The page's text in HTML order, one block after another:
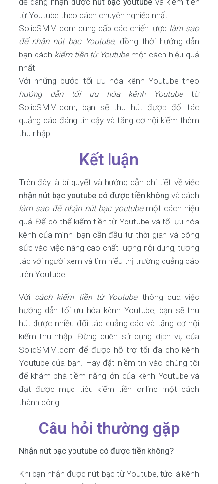
dễ dàng nhận được nút bạc youtube và kiếm tiền
từ Youtube theo cách chuyên nghiệp nhất.
SolidSMM.com cung cấp các chiến lược làm sao
để nhận nút bạc Youtube, đồng thời hướng dẫn
bạn cách kiếm tiền từ Youtubemột cách hiệu quả
nhất.
Với những bước tối ưu hóa kênh Youtube theo
hướng dẫn tối ưu hóa kênh Youtubetừ
SolidSMM.com, bạn sẽ thu hút được đối tác
quảng cáo đáng tin cậy và tăng cơ hội kiếm thêm
thu nhập.
Kết luận
Trên đây là bí quyết và hướng dẫn chi tiết về việc
nhận nút bạc youtube có được tiền không và cách
làm sao để nhận nút bạc youtubemột cách hiệu
quả. Để có thể kiếm tiền từ Youtube và tối ưu hóa
kênh của mình, bạn cần đầu tư thời gian và công
sức vào việc nâng cao chất lượng nội dung, tương
tác với người xem và tìm hiểu thị trường quảng cáo
trên Youtube.
Với cách kiếm tiền từ Youtubethông qua việc
hướng dẫn tối ưu hóa kênh Youtube, bạn sẽ thu
hút được nhiều đối tác quảng cáo và tăng cơ hội
kiếm thu nhập. Đừng quên sử dụng dịch vụ của
SolidSMM.com để được hỗ trợ tối đa cho kênh
Youtube của bạn. Hãy đặt niềm tin vào chúng tôi
để khám phá tiềm năng lớn của kênh Youtube và
đạt được mục tiêu kiếm tiền online một cách
thành công!
Câu hỏi thường gặp
Nhận nút bạc youtube có được tiền không?
Khi bạn nhận được nút bạc từ Youtube, tức là kênh